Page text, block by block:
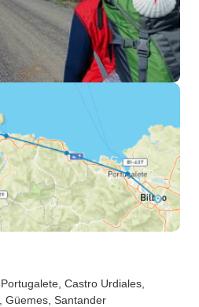
, Portugalete , Castro Urdiales
, Güemes , Santander